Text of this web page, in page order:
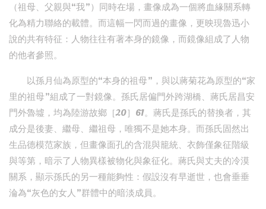
（祖母、父親與“我”）同時在場，畫像成為一個將血緣關系轉
化為精力聯絡的載體。而這幅一閃而過的畫像，更映現魯迅小
說的共有特征：人物往往有著本身的鏡像，而鏡像組成了人物
的他者參照。
以孫月仙為原型的“本身的祖母”，與以蔣菊花為原型的“家
里的祖母”組成了一對鏡像。孫氏居偏門外跨湖橋、蔣氏居昌安
門外魯墟，均為陸游故鄉［20］61。蔣氏是孫氏的替換者，其
成分是後妻、繼母、繼祖母，唯獨不是她本身。而孫氏固然出
生品德模范家族，但畫像面孔的含混與籠統、衣飾僅象征階級
與等第，暗示了人物異樣被物化與象征化。蔣氏與丈夫的冷漠
關系，顯示孫氏的另一種能夠性：假設沒有早逝世，也會垂垂
淪為“灰色的女人”群體中的暗淡成員。